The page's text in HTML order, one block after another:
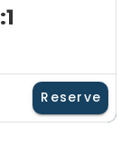
Reserve